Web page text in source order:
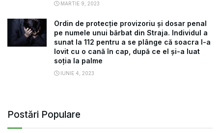
MARTIE 9, 2023
Ordin de protecție provizoriu și dosar penal
pe numele unui bărbat din Straja. Individul a
sunat la 112 pentru a se plânge că soacra l-a
lovit cu o cană în cap, după ce el și-a luat
soția la palme
IUNIE 4, 2023
Postări Populare